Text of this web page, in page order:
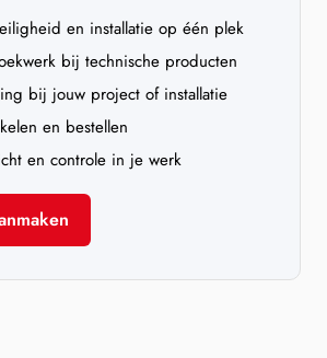
en installatie op één plek
bij technische producten
bij jouw project of installatie
en bestellen
en controle in je werk